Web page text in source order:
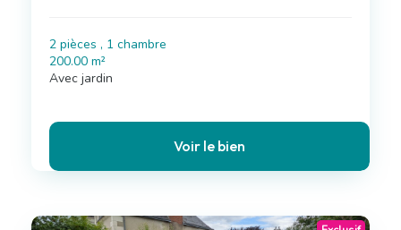
2 pièces , 1 chambre
200.00 m²
Avec jardin
Voir le bien